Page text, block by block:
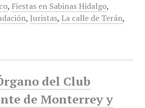
, Fiestas en Sabinas Hidalgo,
, Juristas, La calle de Terán,
del Club
de Monterrey y